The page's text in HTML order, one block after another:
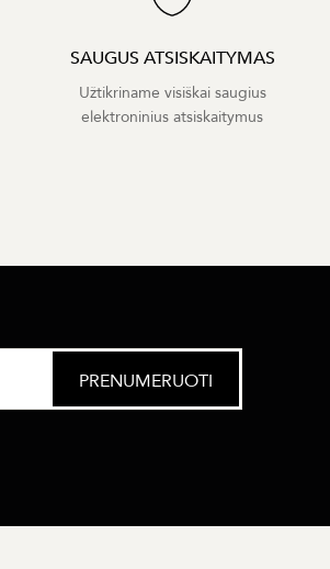
SAUGUS ATSISKAITYMAS
Užtikriname visiškai saugius
elektroninius atsiskaitymus